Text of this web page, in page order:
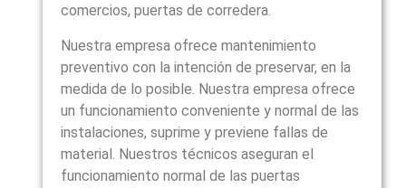
comercios, puertas de corredera.
Nuestra empresa ofrece mantenimiento
preventivo con la intención de preservar, en la
medida de lo posible. Nuestra empresa ofrece
un funcionamiento conveniente y normal de las
instalaciones, suprime y previene fallas de
material. Nuestros técnicos aseguran el
funcionamiento normal de las puertas